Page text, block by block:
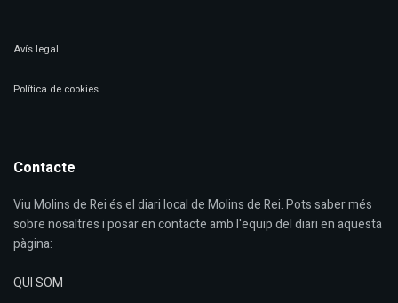
Avís legal
Política de cookies
Contacte
Viu Molins de Rei és el diari local de Molins de Rei. Pots saber més
sobre nosaltres i posar en contacte amb l'equip del diari en aquesta
pàgina:
QUI SOM